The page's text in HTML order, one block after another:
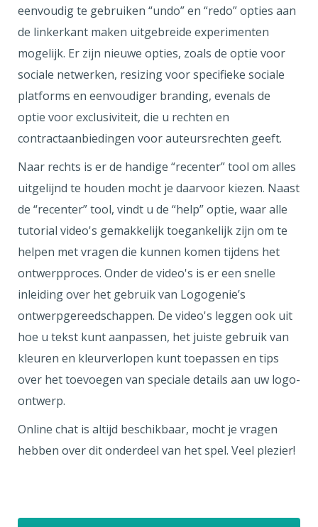
eenvoudig te gebruiken “undo” en “redo” opties aan
de linkerkant maken uitgebreide experimenten
mogelijk. Er zijn nieuwe opties, zoals de optie voor
sociale netwerken, resizing voor specifieke sociale
platforms en eenvoudiger branding, evenals de
optie voor exclusiviteit, die u rechten en
contractaanbiedingen voor auteursrechten geeft.
Naar rechts is er de handige “recenter” tool om alles
uitgelijnd te houden mocht je daarvoor kiezen. Naast
de “recenter” tool, vindt u de “help” optie, waar alle
tutorial video's gemakkelijk toegankelijk zijn om te
helpen met vragen die kunnen komen tijdens het
ontwerpproces. Onder de video's is er een snelle
inleiding over het gebruik van Logogenie’s
ontwerpgereedschappen. De video's leggen ook uit
hoe u tekst kunt aanpassen, het juiste gebruik van
kleuren en kleurverlopen kunt toepassen en tips
over het toevoegen van speciale details aan uw logo-
ontwerp.
Online chat is altijd beschikbaar, mocht je vragen
hebben over dit onderdeel van het spel. Veel plezier!